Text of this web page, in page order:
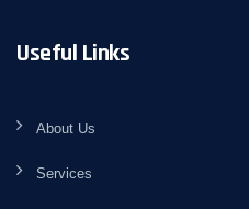
Useful Links
About Us
Services